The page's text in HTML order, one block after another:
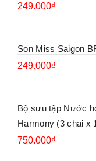
249.000₫
Son Miss Saigon
249.000₫
Bộ sưu tập Nước
Harmony (3 chai x
750.000₫